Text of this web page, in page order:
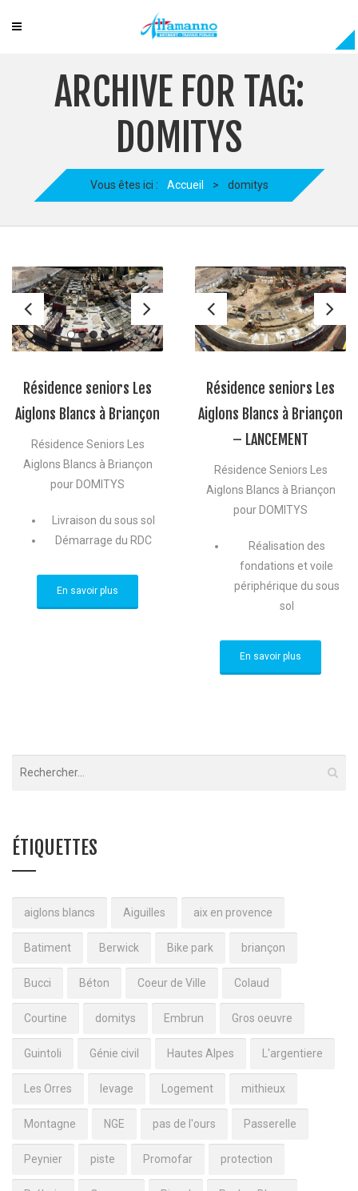
ARCHIVE FOR TAG:
DOMITYS
Vous êtes ici : Accueil > domitys
Résidence seniors Les
Aiglons Blancs à Briançon
Résidence Seniors Les
Aiglons Blancs à Briançon
pour DOMITYS
Livraison du sous sol
Démarrage du RDC
En savoir plus
Résidence seniors Les
Aiglons Blancs à Briançon
– LANCEMENT
Résidence Seniors Les
Aiglons Blancs à Briançon
pour DOMITYS
Réalisation des
fondations et voile
périphérique du sous
sol
En savoir plus
ÉTIQUETTES
aiglons blancs Aiguilles aix en provence
Batiment Berwick Bike park briançon
Bucci Béton Coeur de Ville Colaud
Courtine domitys Embrun Gros oeuvre
Guintoli Génie civil Hautes Alpes L'argentiere
Les Orres levage Logement mithieux
Montagne NGE pas de l'ours Passerelle
Peynier piste Promofar protection